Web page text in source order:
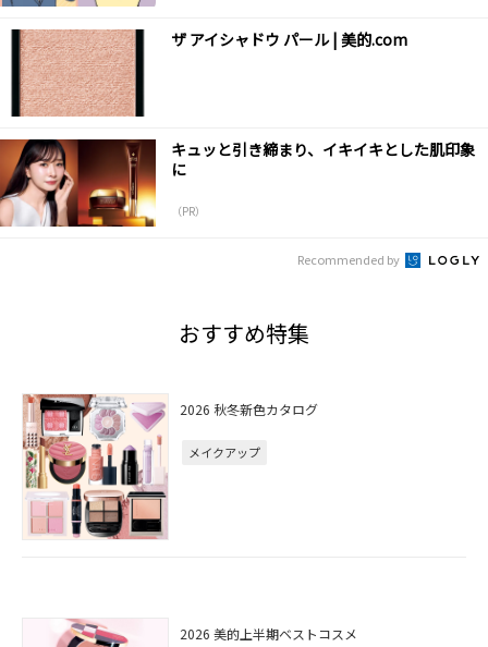
ザ アイシャドウ パール | 美的.com
キュッと引き締まり、イキイキとした肌印象
に
（PR）
Recommended by
おすすめ特集
2026 秋冬新色カタログ
メイクアップ
2026 美的上半期ベストコスメ